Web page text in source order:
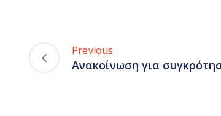
Previous
Ανακοίνωση για